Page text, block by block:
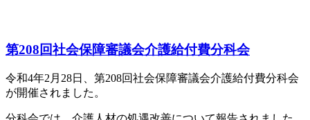
第208回社会保障審議会介護給付費分科会
令和4年2月28日、第208回社会保障審議会介護給付費分科会
が開催されました。